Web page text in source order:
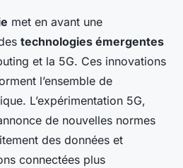
met en avant une
technologies émergentes
et la 5G. Ces innovations
l’ensemble de
L’expérimentation 5G,
de nouvelles normes
des données et
connectées plus